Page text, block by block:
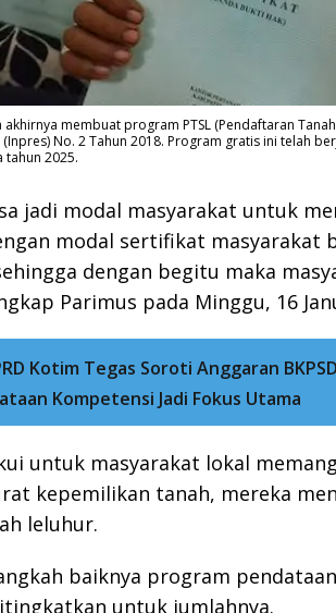
membuat program PTSL (Pendaftaran
No. 2 Tahun 2018. Program gratis ini telah
tahun 2025.
jadi modal masyarakat untuk
modal sertifikat masyarakat
dengan begitu maka
Parimus pada Minggu, 16
Kotim Tegas Soroti Anggaran
Kompetensi Jadi Fokus Utama
untuk masyarakat lokal
kepemilikan tanah, mereka
leluhur.
baiknya program
untuk jumlahnya.